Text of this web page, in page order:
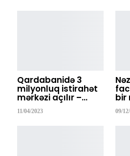
Qardabanidə 3
milyonluq istirahət
mərkəzi açılır –…
11/04/2023
bir
09/